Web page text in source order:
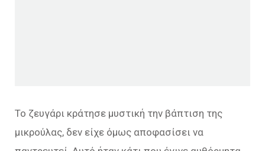
Το ζευγάρι κράτησε μυστική την βάπτιση της
μικρούλας, δεν είχε όμως αποφασίσει να